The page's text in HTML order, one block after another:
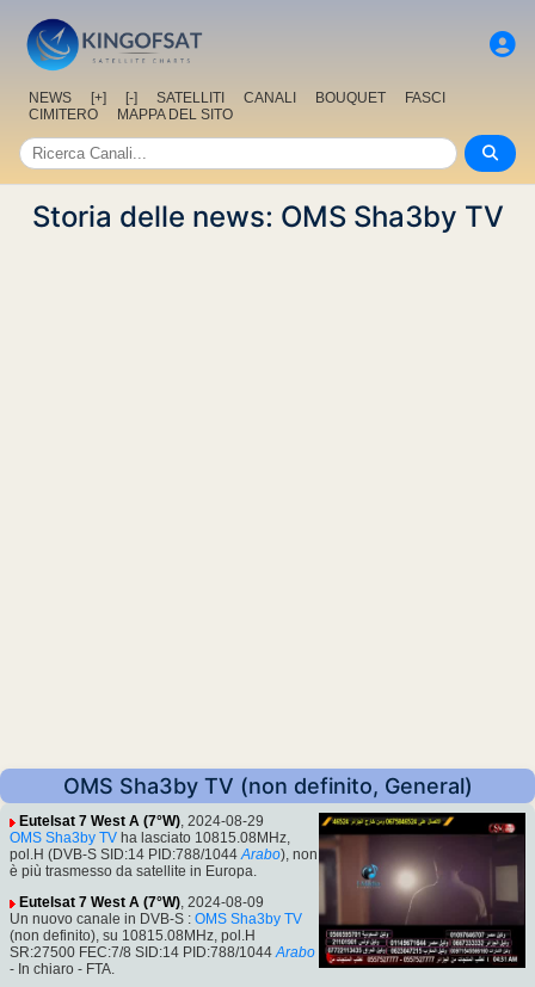
NEWS [+] [-] SATELLITI CANALI BOUQUET
FASCI
CIMITERO
MAPPA DEL SITO
Storia delle news: OMS Sha3by TV
OMS Sha3by TV (non definito, General)
Eutelsat 7 West A (7°W), 2024-08-29
OMS Sha3by TV ha lasciato 10815.08MHz,
pol.H (DVB-S SID:14 PID:788/1044 Arabo), non
è più trasmesso da satellite in Europa.
Eutelsat 7 West A (7°W), 2024-08-09
Un nuovo canale in DVB-S : OMS Sha3by TV
(non definito), su 10815.08MHz, pol.H
SR:27500 FEC:7/8 SID:14 PID:788/1044 Arabo
- In chiaro - FTA.